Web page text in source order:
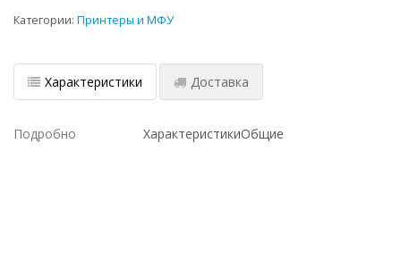
Категории: Принтеры и МФУ
Характеристики Доставка
Подробно
ХарактеристикиОбщие